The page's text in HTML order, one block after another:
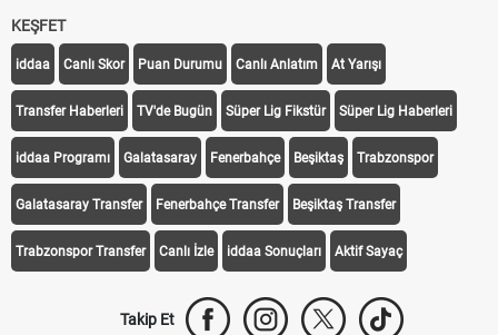
KEŞFET
iddaa Canlı Skor Puan Durumu Canlı Anlatım At Yarışı
Transfer Haberleri TV'de Bugün Süper Lig Fikstür Süper Lig Haberleri
iddaa Programı Galatasaray Fenerbahçe Beşiktaş Trabzonspor
Galatasaray Transfer Fenerbahçe Transfer Beşiktaş Transfer
Trabzonspor Transfer Canlı İzle iddaa Sonuçları Aktif Sayaç
Takip Et